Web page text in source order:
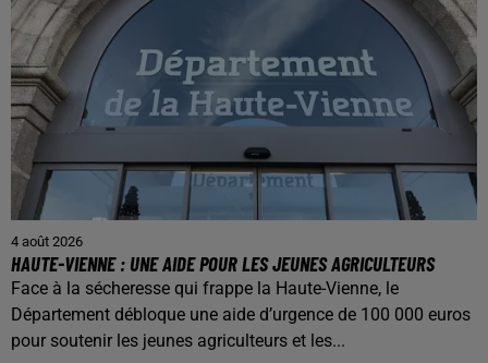
4 août 2026
HAUTE-VIENNE : UNE AIDE POUR LES JEUNES AGRICULTEURS
Face à la sécheresse qui frappe la Haute-Vienne, le
Département débloque une aide d’urgence de 100 000 euros
pour soutenir les jeunes agriculteurs et les...